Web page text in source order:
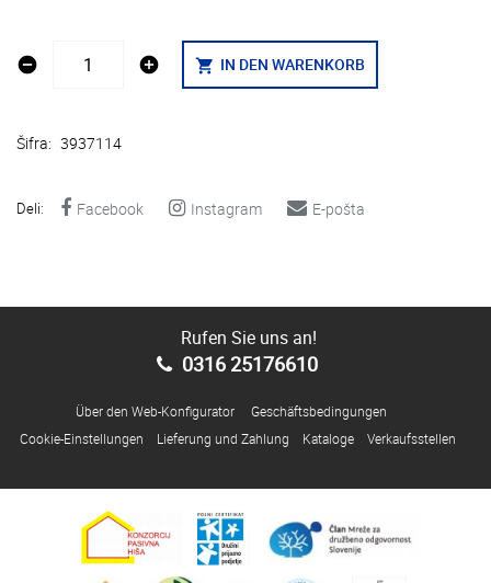
remove_circle add_circle shopping_cart IN DEN WARENKORB
Šifra: 3937114
Deli: Facebook Instagram E-pošta
Rufen Sie uns an!
0316 25176610
Über den Web-Konfigurator
Geschäftsbedingungen
Cookie-Einstellungen
Lieferung und Zahlung Kataloge Verkaufsstellen